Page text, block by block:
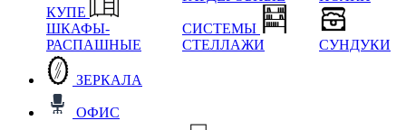
КУПЕ
ШКАФЫ-
РАСПАШНЫЕ
СИСТЕМЫ
СТЕЛЛАЖИ
СУНДУКИ
ЗЕРКАЛА
ОФИС